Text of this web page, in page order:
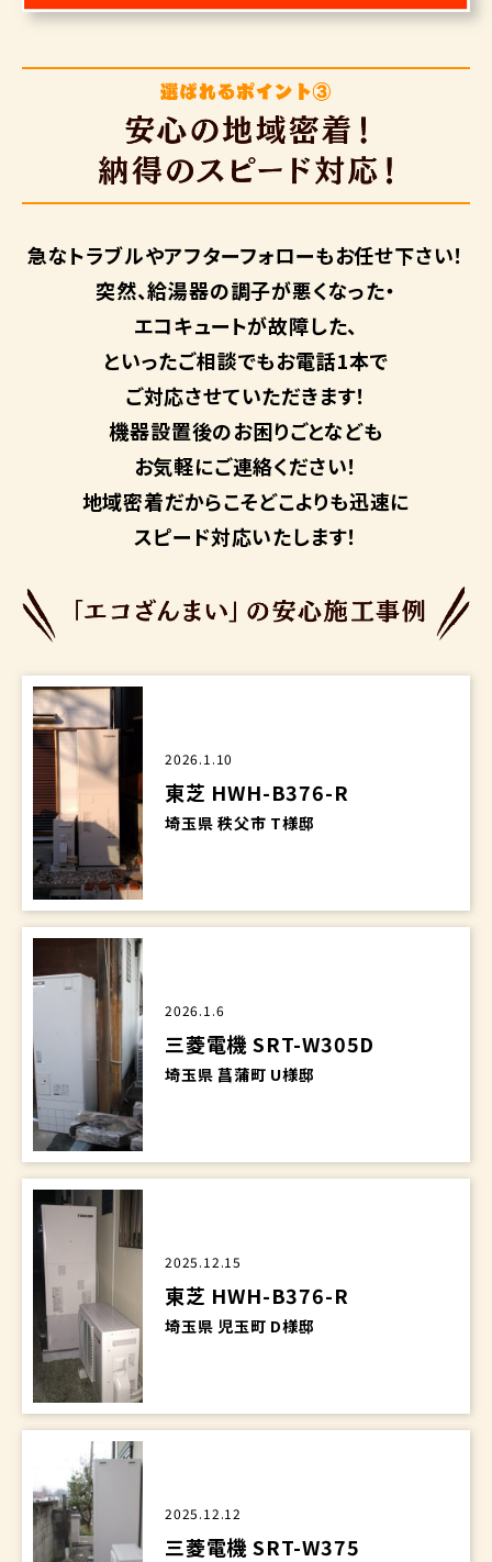
急なトラブルやアフターフォローもお任せ下さい！
突然、給湯器の調子が悪くなった・
エコキュートが故障した、
といったご相談でもお電話1本で
ご対応させていただきます！
機器設置後のお困りごとなども
お気軽にご連絡ください！
地域密着だからこそどこよりも迅速に
スピード対応いたします！
2026.1.10
東芝 HWH-B376-R
埼玉県 秩父市 T様邸
2026.1.6
三菱電機 SRT-W305D
埼玉県 菖蒲町 U様邸
2025.12.15
東芝 HWH-B376-R
埼玉県 児玉町 D様邸
2025.12.12
三菱電機 SRT-W375